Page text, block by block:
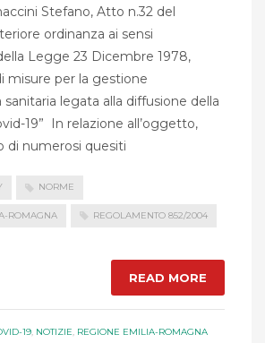
Stefano, Atto n.32 del
ordinanza ai sensi
Legge 23 Dicembre 1978,
misure per la gestione
sanitaria legata alla diffusione della
19” In relazione all’oggetto,
di numerosi quesiti
NORME
ROMAGNA REGOLAMENTO 852/2004
READ MORE
19, NOTIZIE, REGIONE EMILIA-ROMAGNA